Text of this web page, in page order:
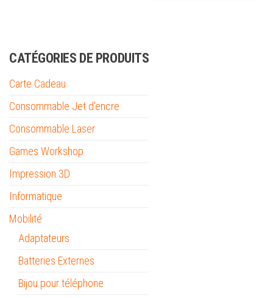
CATÉGORIES DE PRODUITS
Carte Cadeau
Consommable Jet d'encre
Consommable Laser
Games Workshop
Impression 3D
Informatique
Mobilité
Adaptateurs
Batteries Externes
Bijou pour téléphone